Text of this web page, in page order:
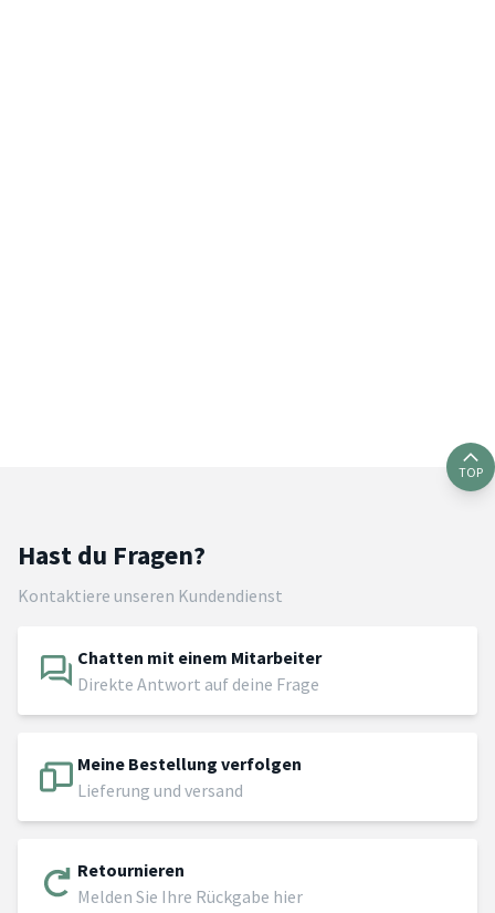
TOP
Hast du Fragen?
Kontaktiere unseren Kundendienst
Chatten mit einem Mitarbeiter
Direkte Antwort auf deine Frage
Meine Bestellung verfolgen
Lieferung und versand
Retournieren
Melden Sie Ihre Rückgabe hier